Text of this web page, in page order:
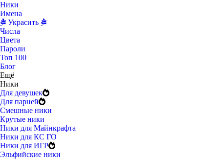
Ники
Имена
Украсить
Числа
Цвета
Пароли
Топ 100
Блог
Ещё
Ники
Для девушек
Для парней
Смешные ники
Крутые ники
Ники для Майнкрафта
Ники для КС ГО
Ники для ИГР
Эльфийские ники